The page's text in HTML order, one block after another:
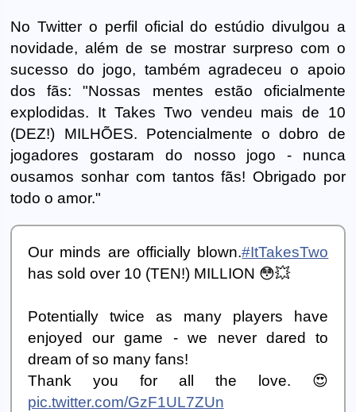
No Twitter o perfil oficial do estúdio divulgou a
novidade, além de se mostrar surpreso com o
sucesso do jogo, também agradeceu o apoio
dos fãs: "Nossas mentes estão oficialmente
explodidas. It Takes Two vendeu mais de 10
(DEZ!) MILHÕES. Potencialmente o dobro de
jogadores gostaram do nosso jogo - nunca
ousamos sonhar com tantos fãs! Obrigado por
todo o amor."
Our minds are officially blown.#ItTakesTwo
has sold over 10 (TEN!) MILLION 😳💥
Potentially twice as many players have
enjoyed our game - we never dared to
dream of so many fans!
Thank you for all the love. 😍
pic.twitter.com/GzF1UL7ZUn